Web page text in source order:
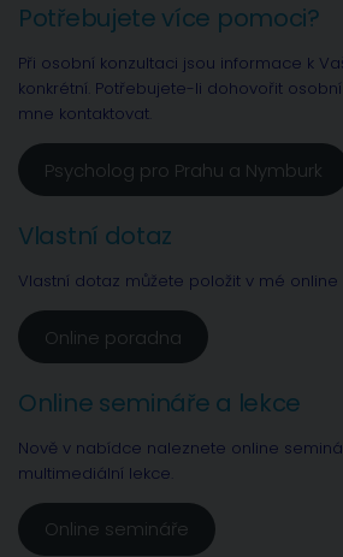
Potřebujete více pomoci?
Při osobní konzultaci jsou informace k
konkrétní. Potřebujete-li dohovořit
mne kontaktovat.
Psycholog pro Prahu a Nymburk
Vlastní dotaz
Vlastní dotaz můžete položit v mé
Online poradna
Online semináře a lekce
Nově v nabídce naleznete online
multimediální lekce.
Online semináře